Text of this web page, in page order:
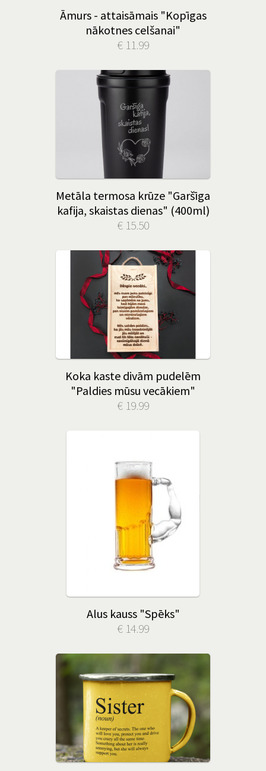
Āmurs - attaisāmais "Kopīgas
nākotnes celšanai"
€ 11.99
Metāla termosa krūze "Garšīga
kafija, skaistas dienas" (400ml)
€ 15.50
Koka kaste divām pudelēm
"Paldies mūsu vecākiem"
€ 19.99
Alus kauss "Spēks"
€ 14.99